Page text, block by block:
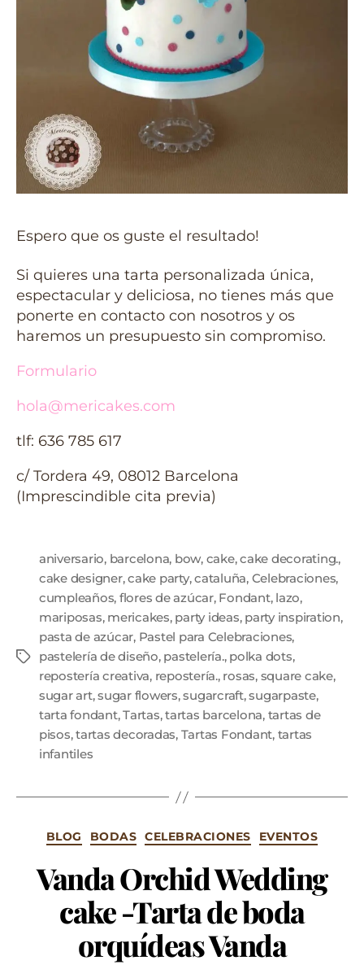
Espero que os guste el resultado!
Si quieres una tarta personalizada única,
espectacular y deliciosa, no tienes más que
ponerte en contacto con nosotros y os
haremos un presupuesto sin compromiso.
Formulario
hola@mericakes.com
tlf: 636 785 617
c/ Tordera 49, 08012 Barcelona
(Imprescindible cita previa)
aniversario, barcelona, bow, cake,cake decorating.,
cake designer,cake party,cataluña, Celebraciones,
cumpleaños, flores de azúcar, Fondant, lazo,
mariposas, mericakes, party ideas, party inspiration,
pasta de azúcar, Pastel para Celebraciones,
pastelería de diseño, pastelería., polka dots,
repostería creativa, repostería., rosas, square cake,
sugar art,sugar flowers,sugarcraft,sugarpaste,
tarta fondant,Tartas,tartas barcelona, tartas de
pisos,tartas decoradas, Tartas Fondant, tartas
infantiles
BLOG BODAS CELEBRACIONES EVENTOS
Vanda Orchid Wedding
cake -Tarta de boda
orquídeas Vanda